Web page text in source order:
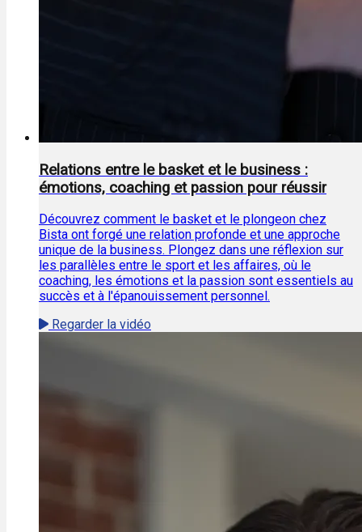
Relations entre le basket et le business :
émotions, coaching et passion pour réussir
Découvrez comment le basket et le plongeon chez
Bista ont forgé une relation profonde et une approche
unique de la business. Plongez dans une réflexion sur
les parallèles entre le sport et les affaires, où le
coaching, les émotions et la passion sont essentiels au
succès et à l'épanouissement personnel.
Regarder la vidéo